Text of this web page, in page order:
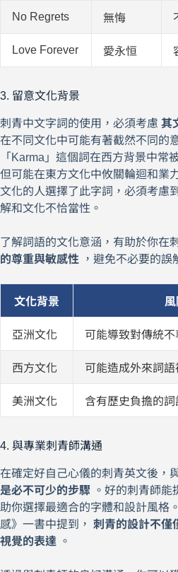
No Regrets 無悔
Love Forever 愛永恒
3. 留意文化背景
刺青中文字詞的使用，必須考慮 其
在不同文化中可能有著截然不同的
「Karma」這個詞在西方背景中常
但可能在東方文化中攸關輪迴和業
文化的人選擇了此字詞，必須考慮
解和文化不恰當性。
了解詞語的文化意涵，有助於你在
的尊重與敏感性
，避免不必要的誤
文化背景
亞洲文化 可能導致對傳統不
西方文化 可能造成外來詞語
美洲文化 含有歷史負擔的
4. 與專業刺青師溝通
在確定好自己心儀的刺青英文後，
是必不可少的步驟 。好的刺青師能
助你選擇最適合的字體和設計風格
感》一書中提到， 刺青的設計不僅
視覺的表達 。